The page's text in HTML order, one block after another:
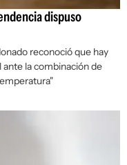
dispuso
reconoció que hay
la combinación de